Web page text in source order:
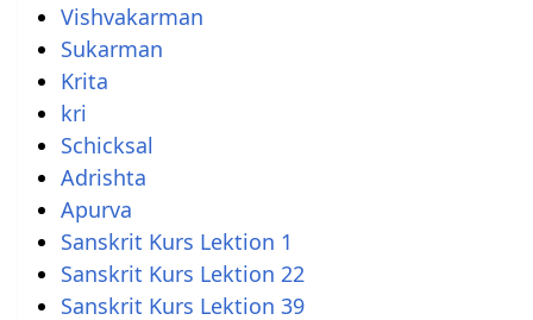
Vishvakarman
Sukarman
Krita
kri
Schicksal
Adrishta
Apurva
Sanskrit Kurs Lektion 1
Sanskrit Kurs Lektion 22
Sanskrit Kurs Lektion 39